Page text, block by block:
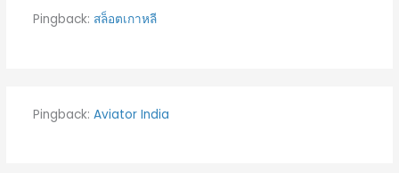
Pingback: สล็อตเกาหลี
Pingback: Aviator India